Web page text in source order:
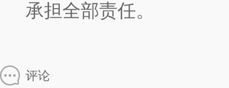
承担全部责任。
评论